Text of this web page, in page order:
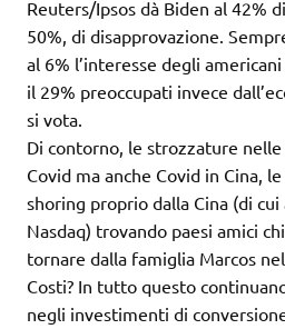
Reuters/Ipsos dà Biden al 42%
50%, di disapprovazione.
al 6% l’interesse degli
il 29% preoccupati invece
si vota.
Di contorno, le strozzature
Covid ma anche Covid in Cina,
shoring proprio dalla Cina (di
Nasdaq) trovando paesi amici
tornare dalla famiglia Marcos
Costi? In tutto questo
negli investimenti di